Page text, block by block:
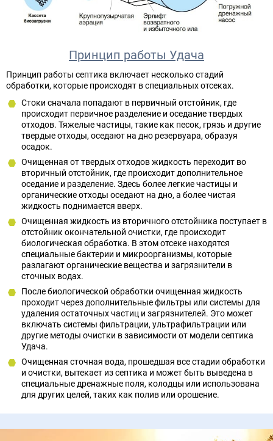
Принцип работы Удача
Принцип работы септика включает несколько стадий
обработки, которые происходят в специальных отсеках.
Стоки сначала попадают в первичный отстойник, где
происходит первичное разделение и оседание твердых
отходов. Тяжелые частицы, такие как песок, грязь и другие
твердые отходы, оседают на дно резервуара, образуя
осадок.
Очищенная от твердых отходов жидкость переходит во
вторичный отстойник, где происходит дополнительное
оседание и разделение. Здесь более легкие частицы и
органические отходы оседают на дно, а более чистая
жидкость поднимается вверх.
Очищенная жидкость из вторичного отстойника поступает в
отстойник окончательной очистки, где происходит
биологическая обработка. В этом отсеке находятся
специальные бактерии и микроорганизмы, которые
разлагают органические вещества и загрязнители в
сточных водах.
После биологической обработки очищенная жидкость
проходит через дополнительные фильтры или системы для
удаления остаточных частиц и загрязнителей. Это может
включать системы фильтрации, ультрафильтрации или
другие методы очистки в зависимости от модели септика
Удача.
Очищенная сточная вода, прошедшая все стадии обработки
и очистки, вытекает из септика и может быть выведена в
специальные дренажные поля, колодцы или использована
для других целей, таких как полив или орошение.